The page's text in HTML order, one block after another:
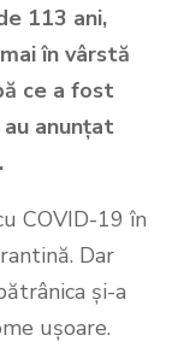
113 ani,
în vârstă
ce a fost
anunţat
.
COVID-19 în
Dar
şi-a
uşoare.